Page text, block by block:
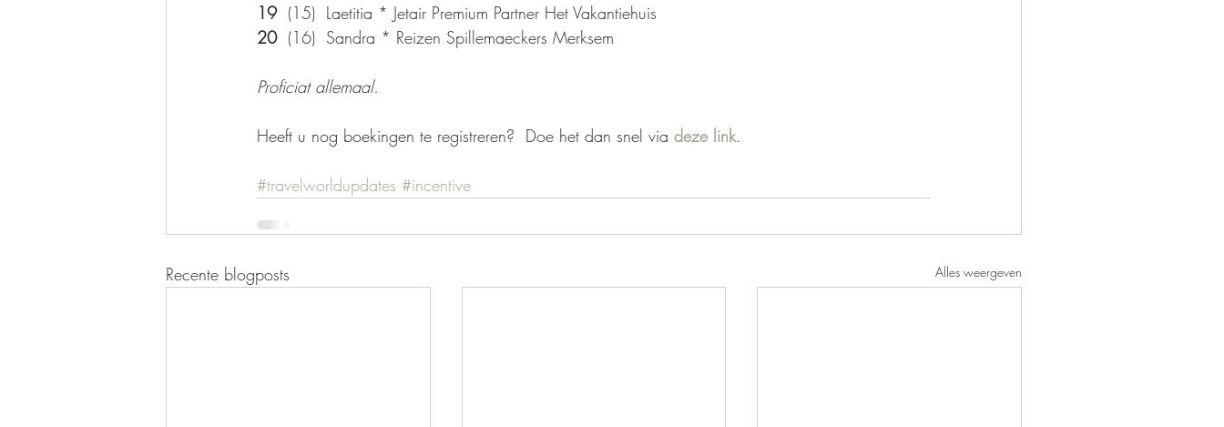
19
  (15)  Laetitia * Jetair Premium Partner Het Vakantiehuis
20 (16)  Sandra * Reizen Spillemaeckers Merksem
Proficiat allemaal.
Heeft u nog boekingen te registreren?  Doe het dan snel via deze link.
#travelworldupdates #incentive
Recente blogposts Alles weergeven